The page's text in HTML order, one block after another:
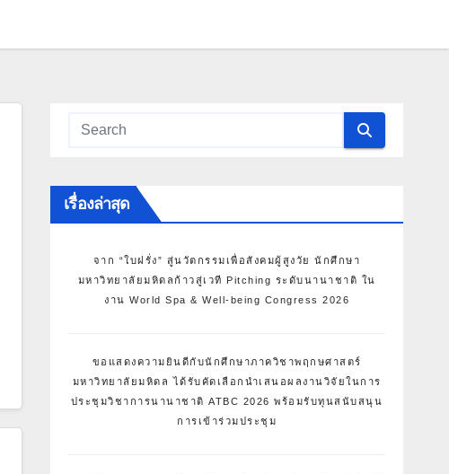
เรื่องล่าสุด
จาก “ใบฝรั่ง” สู่นวัตกรรมเพื่อสังคมผู้สูงวัย นักศึกษา
มหาวิทยาลัยมหิดลก้าวสู่เวที Pitching ระดับนานาชาติ ใน
งาน World Spa & Well-being Congress 2026
ขอแสดงความยินดีกับนักศึกษาภาควิชาพฤกษศาสตร์
มหาวิทยาลัยมหิดล ได้รับคัดเลือกนำเสนอผลงานวิจัยในการ
ประชุมวิชาการนานาชาติ ATBC 2026 พร้อมรับทุนสนับสนุน
การเข้าร่วมประชุม